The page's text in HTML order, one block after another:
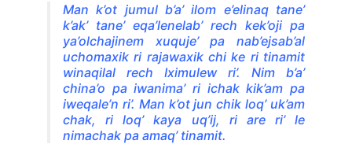
Man k’ot jumul b’a’ ilom e’elinaq tane’
k’ak’ tane’ eqa’lenelab’ rech kek’oji pa
ya’olchajinem xuquje’ pa nab’ejsab’al
uchomaxik ri rajawaxik chi ke ri tinamit
winaqilal rech Iximulew ri’. Nim b’a’
china’o pa iwanima’ ri ichak kik’am pa
iweqale’n ri’. Man k’ot jun chik loq’ uk’am
chak, ri loq’ kaya uq’ij, ri are ri’ le
nimachak pa amaq’ tinamit.